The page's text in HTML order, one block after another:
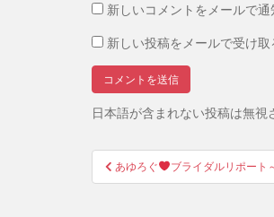
新しいコメントをメールで通
新しい投稿をメールで受け取
日本語が含まれない投稿は無視
投
稿
あゆろぐ ブライダルリポート